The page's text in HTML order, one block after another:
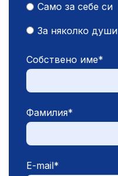
Само за себе си
За няколко души
Собствено име*
Фамилия*
E-mail*